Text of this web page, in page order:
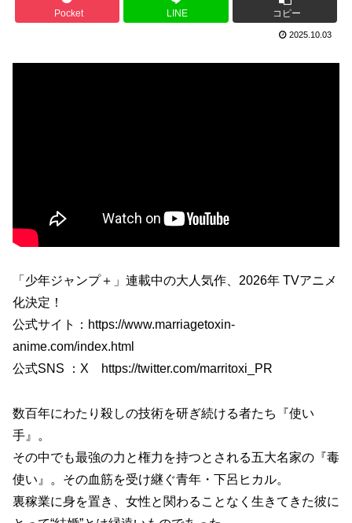
Pocket LINE コピー
2025.10.03
「少年ジャンプ＋」連載中の大人気作、2026年 TVアニメ
化決定！
公式サイト：https://www.marriagetoxin-
anime.com/index.html
公式SNS ：X https://twitter.com/marritoxi_PR
数百年にわたり殺しの技術を研ぎ続ける者たち『使い
手』。
その中でも最強の力と権力を持つとされる五大名家の『毒
使い』。その血筋を受け継ぐ青年・下呂ヒカル。
裏稼業に身を置き、女性と関わることなく生きてきた彼に